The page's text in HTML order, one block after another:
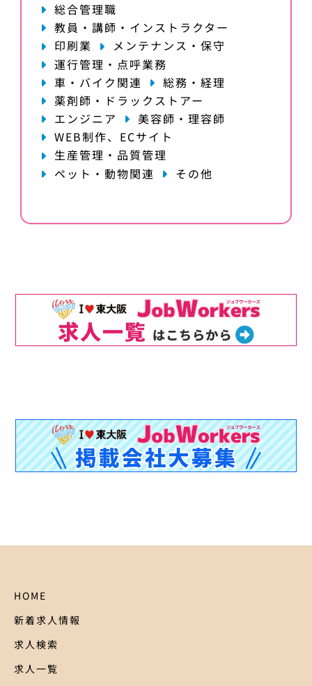
総合管理職
教員・講師・インストラクター
印刷業
メンテナンス・保守
運行管理・点呼業務
車・バイク関連
総務・経理
薬剤師・ドラックストアー
エンジニア
美容師・理容師
WEB制作、ECサイト
生産管理・品質管理
ペット・動物関連
その他
HOME
新着求人情報
求人検索
求人一覧